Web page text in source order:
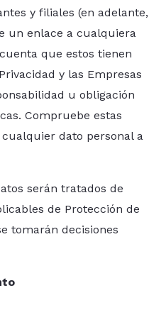
y filiales (en adelante,
un enlace a cualquiera
que estos tienen
y las Empresas
u obligación
Compruebe estas
dato personal a
serán tratados de
de Protección de
tomarán decisiones